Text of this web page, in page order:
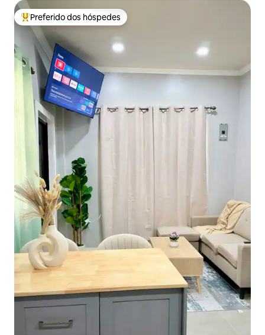
Entre os melhores preferidos dos hóspedes
Preferido dos hóspedes